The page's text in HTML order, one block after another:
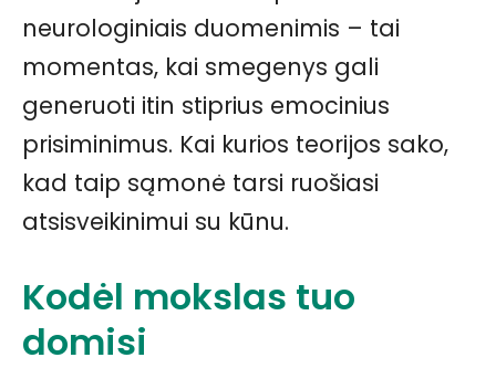
neurologiniais duomenimis – tai
momentas, kai smegenys gali
generuoti itin stiprius emocinius
prisiminimus. Kai kurios teorijos sako,
kad taip sąmonė tarsi ruošiasi
atsisveikinimui su kūnu.
Kodėl mokslas tuo
domisi